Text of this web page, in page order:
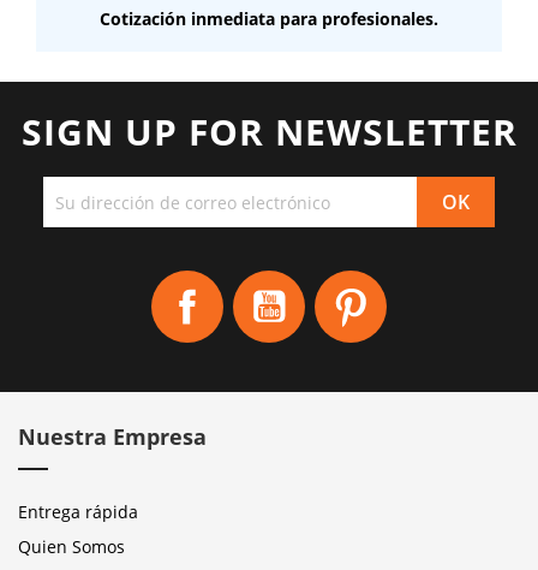
Cotización inmediata para profesionales.
SIGN UP FOR NEWSLETTER
Facebook YouTube
Nuestra Empresa
Entrega rápida
Quien Somos